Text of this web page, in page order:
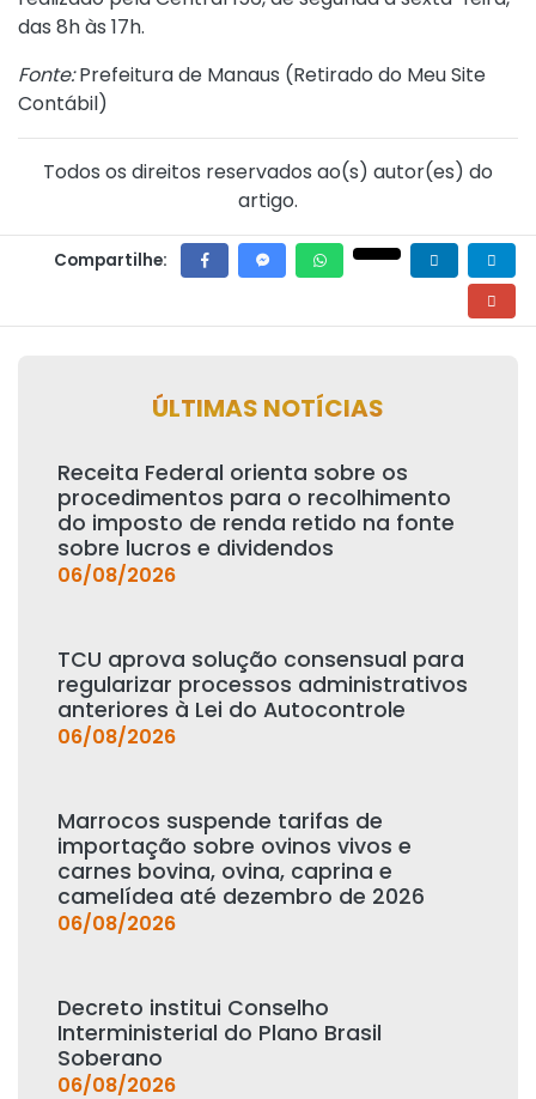
das 8h às 17h.
Fonte:Prefeitura de Manaus (Retirado do Meu Site
Contábil)
Todos os direitos reservados ao(s) autor(es) do
artigo.
Compartilhe:
ÚLTIMAS NOTÍCIAS
Receita Federal orienta sobre os
procedimentos para o recolhimento
do imposto de renda retido na fonte
sobre lucros e dividendos
06/08/2026
TCU aprova solução consensual para
regularizar processos administrativos
anteriores à Lei do Autocontrole
06/08/2026
Marrocos suspende tarifas de
importação sobre ovinos vivos e
carnes bovina, ovina, caprina e
camelídea até dezembro de 2026
06/08/2026
Decreto institui Conselho
Interministerial do Plano Brasil
Soberano
06/08/2026